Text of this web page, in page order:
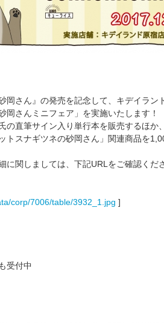
岡さん』の発売を記念して、キデイラ
岡さんミニフェア」を実施いたします！
の直筆サイン入り単行本を販売するほ
トスナギツネの砂岡さん」関連商品を
に関しましては、下記URLをご確認くだ
corp/7006/table/3932_1.jpg ]
受付中